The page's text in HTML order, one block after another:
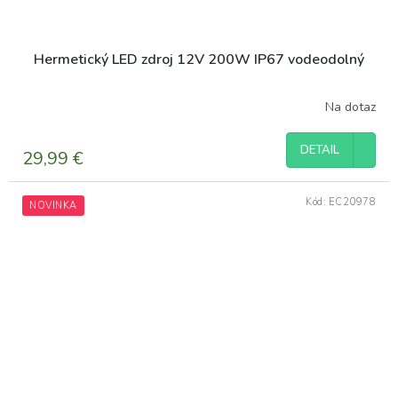
Hermetický LED zdroj 12V 200W IP67 vodeodolný
Na dotaz
29,99 € DETAIL
NOVINKA Kód: EC20978